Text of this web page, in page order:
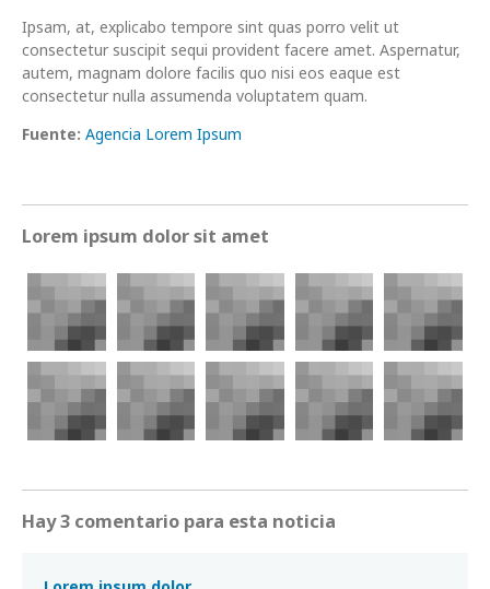
Ipsam, at, explicabo tempore sint quas porro velit ut
consectetur suscipit sequi provident facere amet. Aspernatur,
autem, magnam dolore facilis quo nisi eos eaque est
consectetur nulla assumenda voluptatem quam.
Fuente: Agencia Lorem Ipsum
Lorem ipsum dolor sit amet
Hay 3 comentario para esta noticia